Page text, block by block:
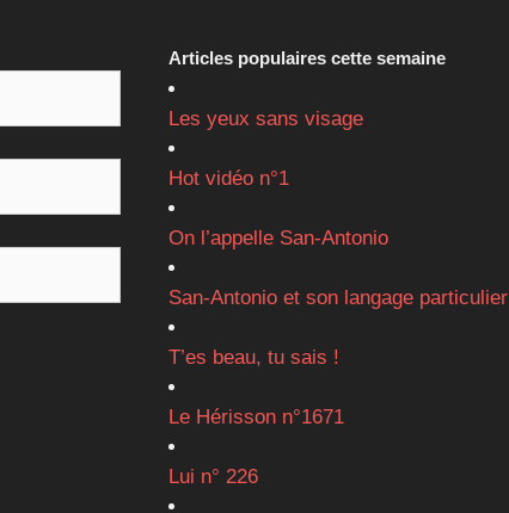
Articles populaires cette semaine
Les yeux sans visage
Hot vidéo n°1
On l’appelle San-Antonio
San-Antonio et son langage particulier
T’es beau, tu sais !
Le Hérisson n°1671
Lui n° 226